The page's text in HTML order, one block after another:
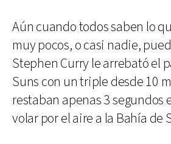
Aún cuando todos saben lo
muy pocos, o casi nadie,
Stephen Curry le arrebató el
Suns con un triple desde 10
restaban apenas 3 segundos
volar por el aire a la Bahía de